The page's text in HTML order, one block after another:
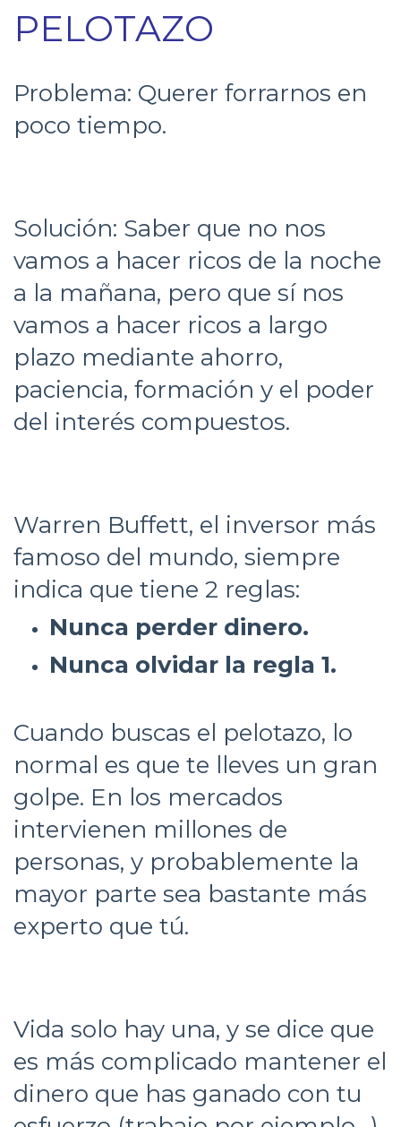
PELOTAZO
Problema: Querer forrarnos en
poco tiempo.
Solución: Saber que no nos
vamos a hacer ricos de la noche
a la mañana, pero que sí nos
vamos a hacer ricos a largo
plazo mediante ahorro,
paciencia, formación y el poder
del interés compuestos.
Warren Buffett, el inversor más
famoso del mundo, siempre
indica que tiene 2 reglas:
Nunca perder dinero.
Nunca olvidar la regla 1.
Cuando buscas el pelotazo, lo
normal es que te lleves un gran
golpe. En los mercados
intervienen millones de
personas, y probablemente la
mayor parte sea bastante más
experto que tú.
Vida solo hay una, y se dice que
es más complicado mantener el
dinero que has ganado con tu